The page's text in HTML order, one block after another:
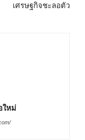
เศรษฐกิจชะลอตัว
หม่